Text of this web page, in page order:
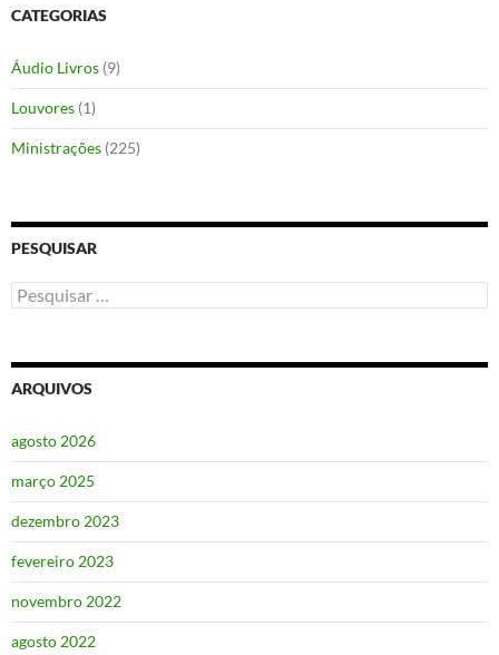
CATEGORIAS
Áudio Livros (9)
Louvores (1)
Ministrações (225)
PESQUISAR
Pesquisar
por:
ARQUIVOS
agosto 2026
março 2025
dezembro 2023
fevereiro 2023
novembro 2022
agosto 2022